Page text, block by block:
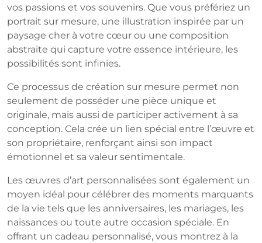
vos passions et vos souvenirs. Que vous préfériez un
portrait sur mesure, une illustration inspirée par un
paysage cher à votre cœur ou une composition
abstraite qui capture votre essence intérieure, les
possibilités sont infinies.
Ce processus de création sur mesure permet non
seulement de posséder une pièce unique et
originale, mais aussi de participer activement à sa
conception. Cela crée un lien spécial entre l’œuvre et
son propriétaire, renforçant ainsi son impact
émotionnel et sa valeur sentimentale.
Les œuvres d’art personnalisées sont également un
moyen idéal pour célébrer des moments marquants
de la vie tels que les anniversaires, les mariages, les
naissances ou toute autre occasion spéciale. En
offrant un cadeau personnalisé, vous montrez à la